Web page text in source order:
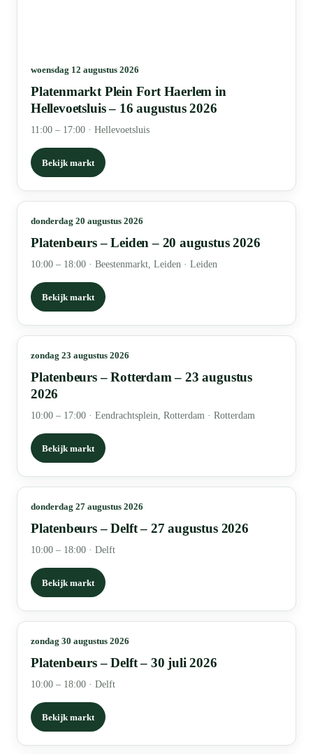
woensdag 12 augustus 2026
Platenmarkt Plein Fort Haerlem in
Hellevoetsluis – 16 augustus 2026
11:00 – 17:00 · Hellevoetsluis
Bekijk markt
donderdag 20 augustus 2026
Platenbeurs – Leiden – 20 augustus 2026
10:00 – 18:00 · Beestenmarkt, Leiden · Leiden
Bekijk markt
zondag 23 augustus 2026
Platenbeurs – Rotterdam – 23 augustus
2026
10:00 – 17:00 · Eendrachtsplein, Rotterdam · Rotterdam
Bekijk markt
donderdag 27 augustus 2026
Platenbeurs – Delft – 27 augustus 2026
10:00 – 18:00 · Delft
Bekijk markt
zondag 30 augustus 2026
Platenbeurs – Delft – 30 juli 2026
10:00 – 18:00 · Delft
Bekijk markt